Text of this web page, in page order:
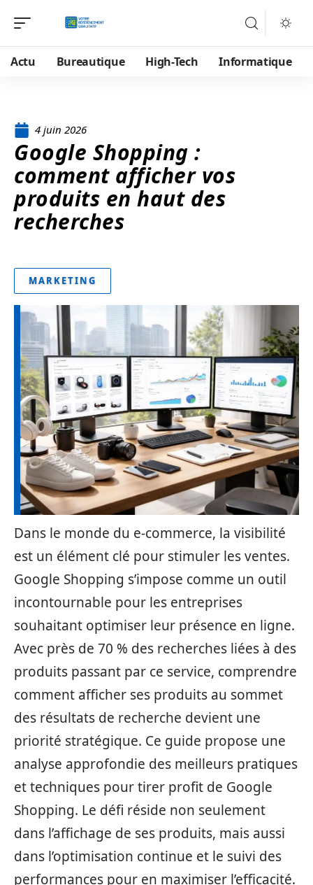
Actu Bureautique High-Tech Informatique
4 juin 2026
Google Shopping :
comment afficher vos
produits en haut des
recherches
MARKETING
Dans le monde du e-commerce, la visibilité
est un élément clé pour stimuler les ventes.
Google Shopping s’impose comme un outil
incontournable pour les entreprises
souhaitant optimiser leur présence en ligne.
Avec près de 70 % des recherches liées à des
produits passant par ce service, comprendre
comment afficher ses produits au sommet
des résultats de recherche devient une
priorité stratégique. Ce guide propose une
analyse approfondie des meilleurs pratiques
et techniques pour tirer profit de Google
Shopping. Le défi réside non seulement
dans l’affichage de ses produits, mais aussi
dans l’optimisation continue et le suivi des
performances pour en maximiser l’efficacité.